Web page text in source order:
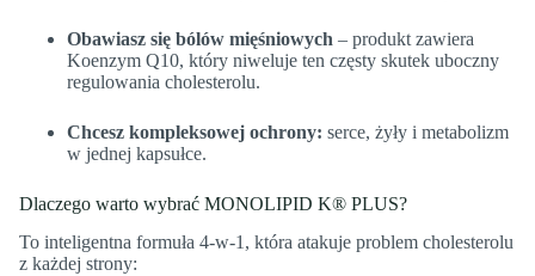
Obawiasz się bólów mięśniowych – produkt zawiera
Koenzym Q10, który niweluje ten częsty skutek uboczny
regulowania cholesterolu.
Chcesz kompleksowej ochrony: serce, żyły i metabolizm
w jednej kapsułce.
Dlaczego warto wybrać MONOLIPID K® PLUS?
To inteligentna formuła 4-w-1, która atakuje problem cholesterolu
z każdej strony: